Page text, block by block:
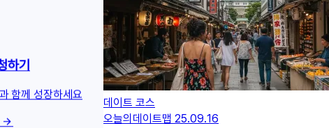
데이트 코스
오늘의데이트맵 25.09.16
하기
함께 성장하세요